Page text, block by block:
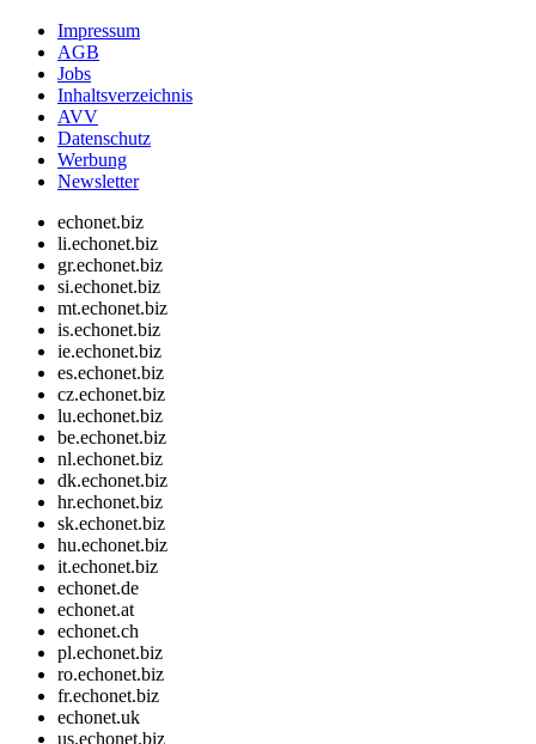
Impressum
AGB
Jobs
Inhaltsverzeichnis
AVV
Datenschutz
Werbung
Newsletter
echonet.biz
li.echonet.biz
gr.echonet.biz
si.echonet.biz
mt.echonet.biz
is.echonet.biz
ie.echonet.biz
es.echonet.biz
cz.echonet.biz
lu.echonet.biz
be.echonet.biz
nl.echonet.biz
dk.echonet.biz
hr.echonet.biz
sk.echonet.biz
hu.echonet.biz
it.echonet.biz
echonet.de
echonet.at
echonet.ch
pl.echonet.biz
ro.echonet.biz
fr.echonet.biz
echonet.uk
us.echonet.biz